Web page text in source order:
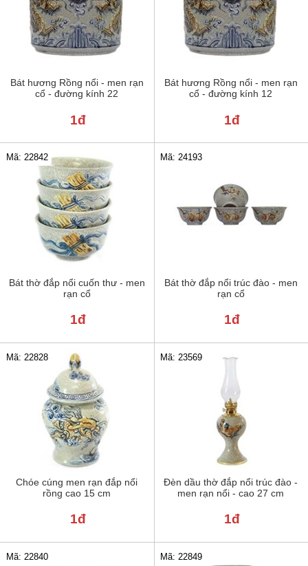
Bát hương Rồng nổi - men rạn
cổ - đường kính 22
1đ
Bát hương Rồng nổi - men rạn
cổ - đường kính 12
1đ
Bát thờ đắp nổi cuốn thư - men
rạn cổ
Mã: 22842
1đ
Bát thờ đắp nổi trúc đào - men
rạn cổ
Mã: 24193
1đ
Chóe cúng men rạn đắp nổi
rồng cao 15 cm
Mã: 22828
1đ
Đèn dầu thờ đắp nổi trúc đào -
men rạn nổi - cao 27 cm
Mã: 23569
1đ
Mã: 22840 Mã: 22849